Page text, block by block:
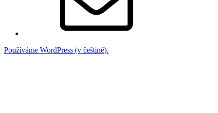
Používáme WordPress (v češtině).